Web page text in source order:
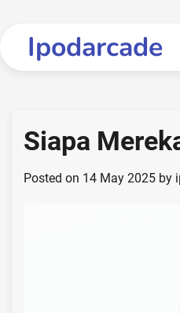
contentIpodarcade
Siapa
Posted on 14 May 2025 by